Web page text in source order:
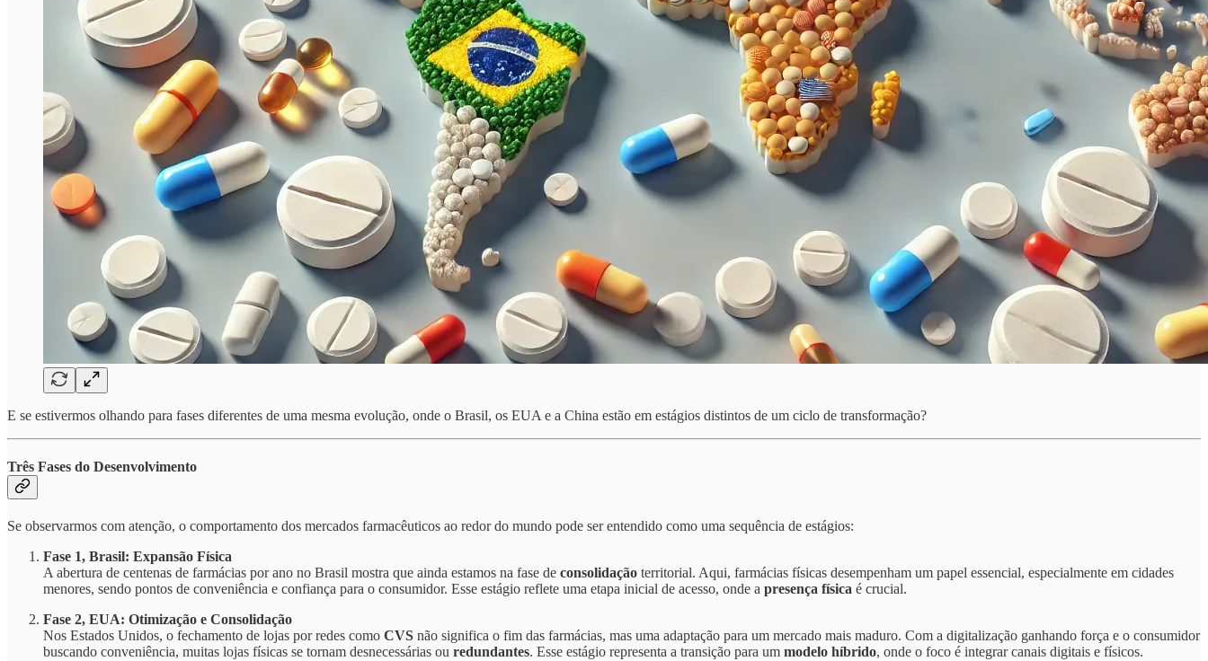
E se estivermos olhando para fases diferentes de uma mesma evolução, onde o Brasil, os EUA e a China estão em estágios distintos de um ciclo de transformação?
Três Fases do Desenvolvimento
Se observarmos com atenção, o comportamento dos mercados farmacêuticos ao redor do mundo pode ser entendido como uma sequência de estágios:
Fase 1, Brasil: Expansão Física
A abertura de centenas de farmácias por ano no Brasil mostra que ainda estamos na fase de consolidação territorial. Aqui, farmácias físicas desempenham um papel essencial, especialmente em cidades
menores, sendo pontos de conveniência e confiança para o consumidor. Esse estágio reflete uma etapa inicial de acesso, onde a presença física é crucial.
Fase 2, EUA: Otimização e Consolidação
Nos Estados Unidos, o fechamento de lojas por redes como CVS não significa o fim das farmácias, mas uma adaptação para um mercado mais maduro. Com a digitalização ganhando força e o consumidor
buscando conveniência, muitas lojas físicas se tornam desnecessárias ou redundantes. Esse estágio representa a transição para um modelo híbrido, onde o foco é integrar canais digitais e físicos.